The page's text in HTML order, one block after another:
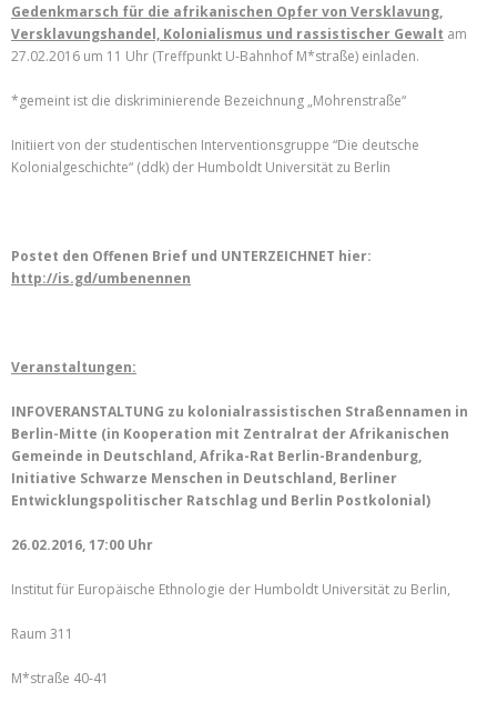
Gedenkmarsch für die afrikanischen Opfer von Versklavung,
Versklavungshandel, Kolonialismus und rassistischer Gewalt am
27.02.2016 um 11 Uhr (Treffpunkt U-Bahnhof M*straße) einladen.
*gemeint ist die diskriminierende Bezeichnung „Mohrenstraße“
Initiiert von der studentischen Interventionsgruppe “Die deutsche
Kolonialgeschichte“ (ddk) der Humboldt Universität zu Berlin
Postet den Offenen Brief und UNTERZEICHNET hier:
http://is.gd/umbenennen
Veranstaltungen:
INFOVERANSTALTUNG zu kolonialrassistischen Straßennamen in
Berlin-Mitte (in Kooperation mit Zentralrat der Afrikanischen
Gemeinde in Deutschland, Afrika-Rat Berlin-Brandenburg,
Initiative Schwarze Menschen in Deutschland, Berliner
Entwicklungspolitischer Ratschlag und Berlin Postkolonial)
26.02.2016, 17:00 Uhr
Institut für Europäische Ethnologie der Humboldt Universität zu Berlin,
Raum 311
M*straße 40-41